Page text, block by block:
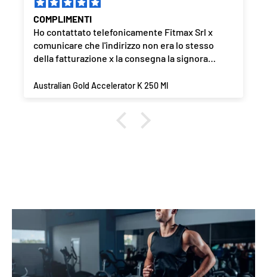
COMPLIMENTI
Ho contattato telefonicamente Fitmax Srl x
comunicare che l'indirizzo non era lo stesso
della fatturazione x la consegna la signora
mittente
Australian Gold Accelerator K 250 Ml